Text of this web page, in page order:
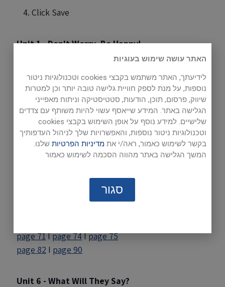
Click Save
Unit 1 - Don't Worry, Be Happy!
Unit 3 - Good Health
page 49Ipage 51 Ipage 58Ipage 68
Unit 5 - Meeting People
page 93Ipage 95Ipage 103Ipage 110
Unit 2 - The Power of Song
page 37I
page 71Ipage 74Ipage 75
page 82 I page 90
Unit 6 - What Will They Say?
סגור
האתר עושה שימוש בעוגיות
לידיעתך, האתר משתמש בקבצי cookies וטכנולוגיות ניטור
נוספות, על מנת לספק חוויית גלישה טובה יותר וכן למטרות
שיווק, פרסום, תוכן, הודעות, סטטיסטיקה וניתוח מאפייני
הגלישה באתר. המידע שייאסף עשוי להיות משותף עם צדדים
שלישיים. למידע נוסף על אופן השימוש בקבצי cookies
וטכנולוגיות ניטור נוספות, והאפשרויות שלך לניהול העדפותיך
בקשר לשימוש כאמור, ראה/י את מדיניות הפרטיותשלנו.
המשך הגלישה באתר מהווה הסכמה לשימוש כאמור